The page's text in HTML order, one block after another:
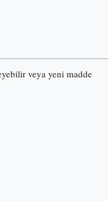
veya yeni madde